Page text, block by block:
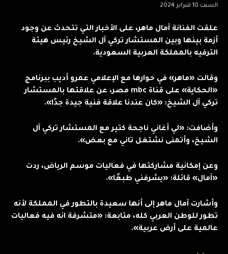
السبت 10 فبراير 2024
علقت الفنانة آمال ماهر، على الأخبار التي تتحدث عن وجود
أزمة بينها وبين المستشار تركي آل الشيخ رئيس هيئة
الترفيه بالمملكة العربية السعودية.
وقالت «ماهر» في حوارها مع الإعلامي عمرو أديب ببرنامج
«الحكاية» على قناة mbc مصر، عن علاقتها بالمستشار
تركي آل الشيخ: «كان عندنا علاقة فنية جيدة جدًا».
وأضافت: «لي أغاني ناجحة كتير مع المستشار تركي آل
الشيخ، وأتمنى نشتغل تاني مع بعض».
وعن إمكانية مشاركتها في فعاليات موسم الرياض، ردت
«آمال» قائلة: «يشرفني طبعًا».
وأشارت آمال ماهر إلى أنها سعيدة بالتطور في المملكة لأنه
تطور للوطن العربي كله، متابعة: «متشرفة انه فيه فعاليات
عالمية على أرض عربية».